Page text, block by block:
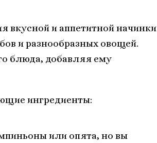
вкусной и аппетитной начинки
и разнообразных овощей.
блюда, добавляя ему
ингредиенты:
или опята, но вы